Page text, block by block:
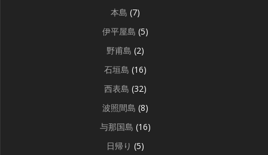
本島 (7)
伊平屋島 (5)
野甫島 (2)
石垣島 (16)
西表島 (32)
波照間島 (8)
与那国島 (16)
日帰り (5)